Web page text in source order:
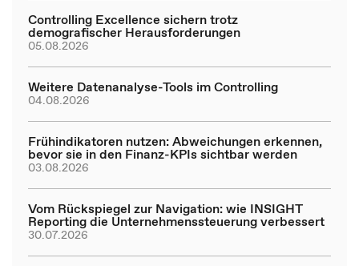
Controlling Excellence sichern trotz
demografischer Herausforderungen
05.08.2026
Weitere Datenanalyse-Tools im Controlling
04.08.2026
Frühindikatoren nutzen: Abweichungen erkennen,
bevor sie in den Finanz-KPIs sichtbar werden
03.08.2026
Vom Rückspiegel zur Navigation: wie INSIGHT
Reporting die Unternehmenssteuerung verbessert
30.07.2026